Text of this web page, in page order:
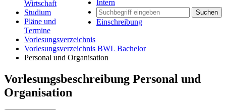
Intern
Suchen
Einschreibung
Wirtschaft
Studium
Pläne und
Termine
Vorlesungsverzeichnis
Vorlesungsverzeichnis BWL Bachelor
Personal und Organisation
Vorlesungsbeschreibung Personal und
Organisation